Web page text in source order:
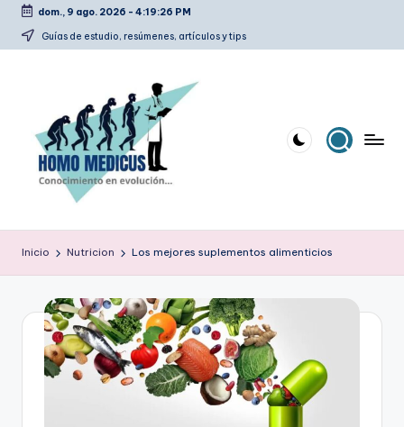
Saltar
dom., 9 ago. 2026 - 4:19:27 PM
Guías de estudio, resúmenes, artículos y tips
o
m
o
m
estudio,
artículos
tips
Inicio Nutricion Los mejores suplementos alimenticios